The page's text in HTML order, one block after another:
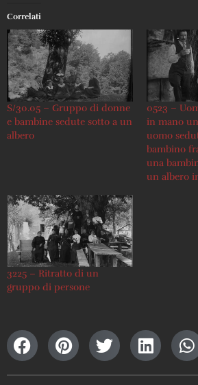
Correlati
S/30.05 – Gruppo di donne
e bambine sedute sotto a un
albero
0523 –
in mano
uomo
bambino
una
un albero
3225 – Ritratto di un
gruppo di persone